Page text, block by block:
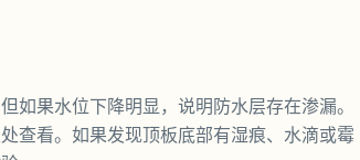
如果水位下降明显，说明防水层存在渗漏。
查看。如果发现顶板底部有湿痕、水滴或霉